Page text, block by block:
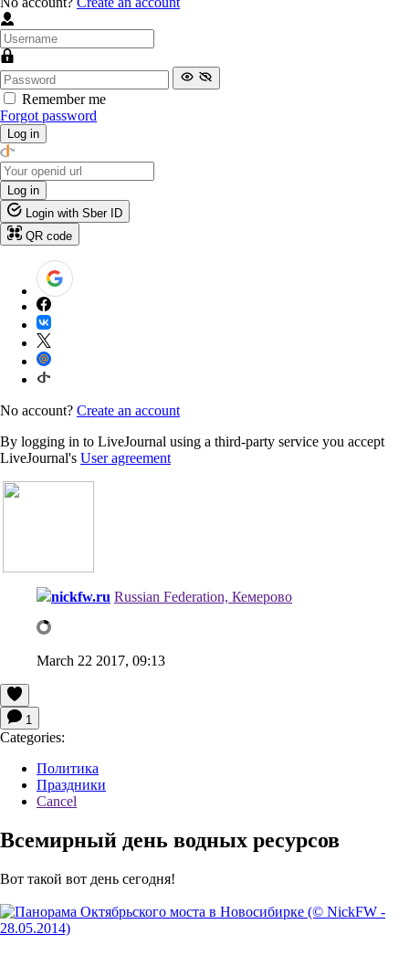
Remember me
Forgot password
Log in
Log in
Login with Sber ID
QR code
No account? Create an account
By logging in to LiveJournal using a third-party service you accept
LiveJournal's User agreement
nickfw.ru Russian Federation, Кемерово
March 22 2017, 09:13
1
Categories:
Политика
Праздники
Cancel
Всемирный день водных ресурсов
Вот такой вот день сегодня!